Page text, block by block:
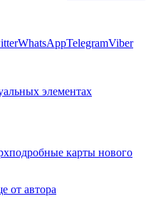
WhatsAppTelegramViber
элементах
карты нового
от автора